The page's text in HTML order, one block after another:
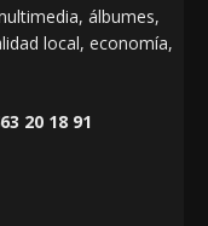
álbumes,
local, economía,
20 18 91